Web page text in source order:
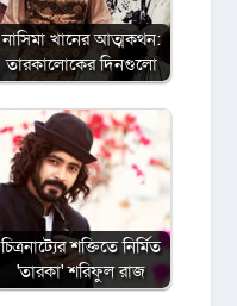
নাসিমা খানের আত্মকথন:
তারকালোকের দিনগুলো
চিত্রনাট্যের শক্তিতে নির্মিত
'তারকা' শরিফুল রাজ